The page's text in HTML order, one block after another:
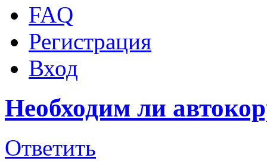
FAQ
Регистрация
Вход
Необходим ли
Ответить